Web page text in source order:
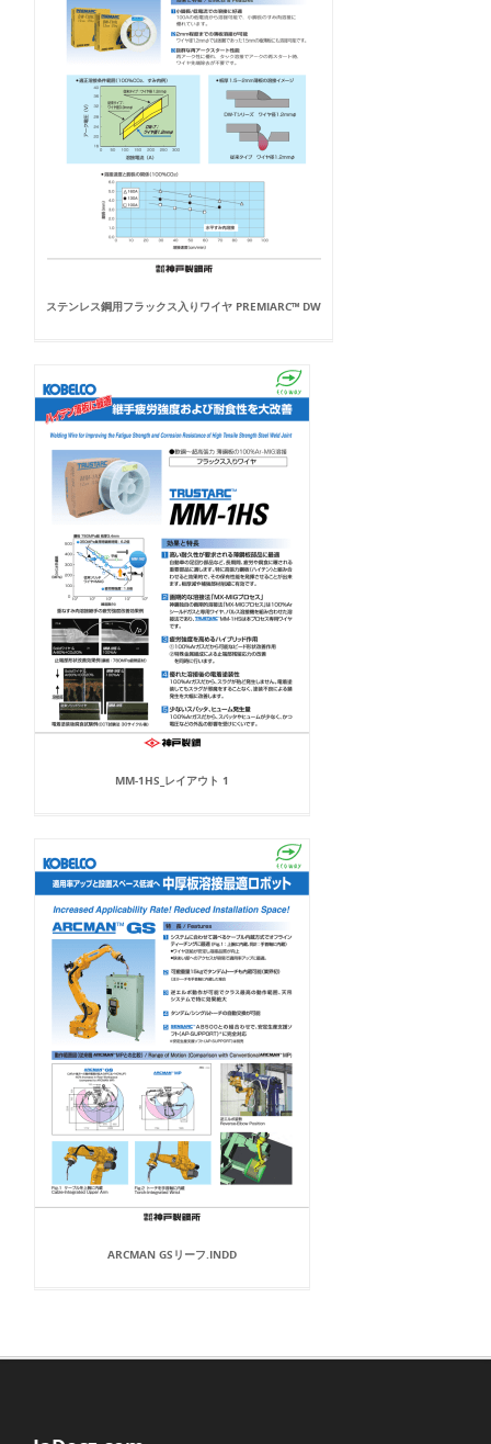
ステンレス鋼用フラックス入りワイヤ PREMIARC™ DW
MM-1HS_レイアウト 1
ARCMAN GSリーフ.INDD